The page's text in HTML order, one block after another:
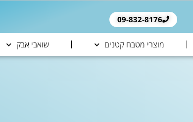
09-832-8176​
מוצרי מטבח קטנים שואבי אבק